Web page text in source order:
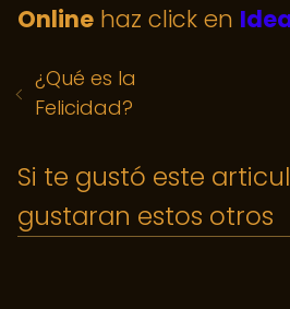
Online haz click en
¿Qué es la
Felicidad?
Si te gustó este
gustaran estos otros